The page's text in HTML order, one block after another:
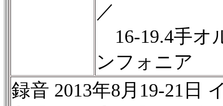
／
16-19.4手オ
ンフォニア
録音 2013年8月19-21日